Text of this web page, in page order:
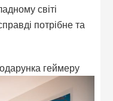
світі
потрібне та
геймеру